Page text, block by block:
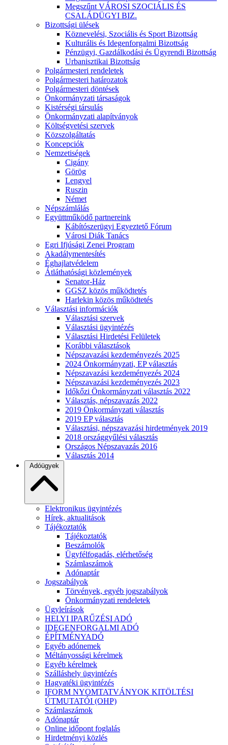
Megszűnt VÁROSI SZOCIÁLIS ÉS
CSALÁDÜGYI BIZ.
Bizottsági ülések
Köznevelési, Szociális és Sport Bizottság
Kulturális és Idegenforgalmi Bizottság
Pénzügyi, Gazdálkodási és Ügyrendi Bizottság
Urbanisztikai Bizottság
Polgármesteri rendeletek
Polgármesteri határozatok
Polgármesteri döntések
Önkormányzati társaságok
Kistérségi társulás
Önkormányzati alapítványok
Költségvetési szervek
Közszolgáltatás
Koncepciók
Nemzetiségek
Cigány
Görög
Lengyel
Ruszin
Német
Népszámlálás
Együttműködő partnereink
Kábítószerügyi Egyeztető Fórum
Városi Diák Tanács
Egri Ifjúsági Zenei Program
Akadálymentesítés
Éghajlatvédelem
Átláthatósági közlemények
Senator-Ház
GGSZ közös működtetés
Harlekin közös működtetés
Választási információk
Választási szervek
Választási ügyintézés
Választási Hirdetési Felületek
Korábbi választások
Népszavazási kezdeményezés 2025
2024 Önkormányzati, EP választás
Népszavazási kezdeményezés 2024
Népszavazási kezdeményezés 2023
Időkőzi Önkormányzati választás 2022
Választás, népszavazás 2022
2019 Önkormányzati választás
2019 EP választás
Választási, népszavazási hirdetmények 2019
2018 országgyűlési választás
Országos Népszavazás 2016
Választás 2014
Adóügyek
Elektronikus ügyintézés
Hírek, aktualitások
Tájékoztatók
Tájékoztatók
Beszámolók
Ügyfélfogadás, elérhetőség
Számlaszámok
Adónaptár
Jogszabályok
Törvények, egyéb jogszabályok
Önkormányzati rendeletek
Ügyleírások
HELYI IPARŰZÉSI ADÓ
IDEGENFORGALMI ADÓ
ÉPÍTMÉNYADÓ
Egyéb adónemek
Méltányossági kérelmek
Egyéb kérelmek
Szálláshely ügyintézés
Hagyatéki ügyintézés
IFORM NYOMTATVÁNYOK KITÖLTÉSI
ÚTMUTATÓI (OHP)
Számlaszámok
Adónaptár
Online időpont foglalás
Hirdetményi közlés